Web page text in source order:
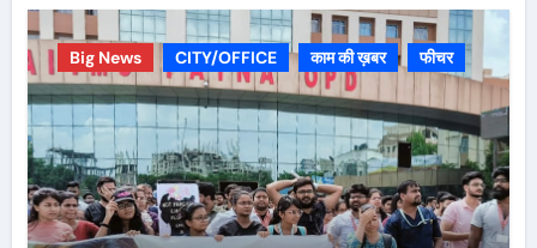
Big News CITY/OFFICE काम की ख़बर फीचर